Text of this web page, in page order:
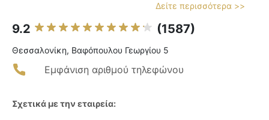
Δείτε περισσότερα >>
9.2 (1587)
Θεσσαλονίκη, Βαφόπουλου Γεωργίου 5
Εμφάνιση αριθμού τηλεφώνου
Σχετικά με την εταιρεία: